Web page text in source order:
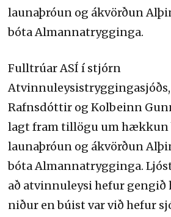
launaþróun og ákvörðun
bóta Almannatrygginga.
Fulltrúar ASÍ í stjórn
Atvinnuleysistryggingasjóðs,
Rafnsdóttir og Kolbeinn
lagt fram tillögu um hækkun
launaþróun og ákvörðun
bóta Almannatrygginga.
að atvinnuleysi hefur gengið
niður en búist var við hefur